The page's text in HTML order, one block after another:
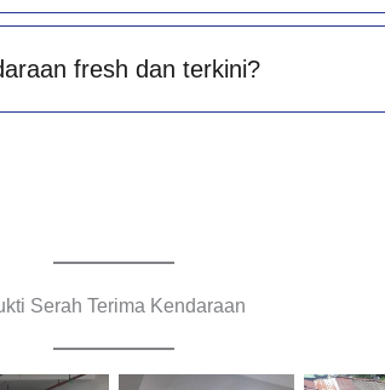
fresh dan terkini?
Serah Terima Kendaraan